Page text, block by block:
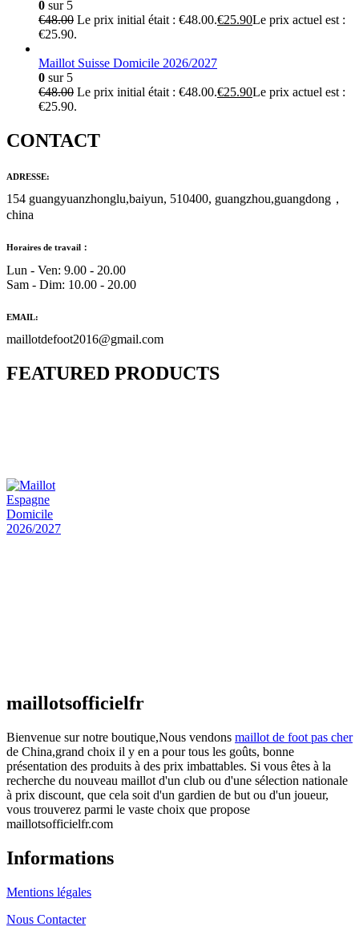
0 sur 5
€48.00 Le prix initial était : €48.00.€25.90Le prix actuel est :
€25.90.
Maillot Suisse Domicile 2026/2027
0 sur 5
€48.00 Le prix initial était : €48.00.€25.90Le prix actuel est :
€25.90.
CONTACT
ADRESSE:
154 guangyuanzhonglu,baiyun, 510400, guangzhou,guangdong，
china
Horaires de travail：
Lun - Ven: 9.00 - 20.00
Sam - Dim: 10.00 - 20.00
EMAIL:
maillotdefoot2016@gmail.com
FEATURED PRODUCTS
maillotsofficielfr
Bienvenue sur notre boutique,Nous vendons maillot de foot pas cher
de China,grand choix il y en a pour tous les goûts, bonne
présentation des produits à des prix imbattables. Si vous êtes à la
recherche du nouveau maillot d'un club ou d'une sélection nationale
à prix discount, que cela soit d'un gardien de but ou d'un joueur,
vous trouverez parmi le vaste choix que propose
maillotsofficielfr.com
Informations
Mentions légales
Nous Contacter